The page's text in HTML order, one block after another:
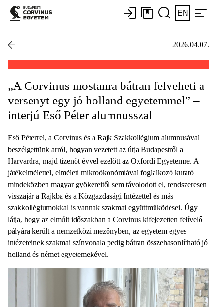
EN
2026.04.07.
„A Corvinus mostanra bátran felveheti a
versenyt egy jó holland egyetemmel” –
interjú Eső Péter alumnusszal
Eső Péterrel, a Corvinus és a Rajk Szakkollégium alumnusával
beszélgettünk arról, hogyan vezetett az útja Budapestről a
Harvardra, majd tizenöt évvel ezelőtt az Oxfordi Egyetemre. A
játékelmélettel, elméleti mikroökonómiával foglalkozó kutató
mindeközben magyar gyökereitől sem távolodott el, rendszeresen
visszajár a Rajkba és a Közgazdasági Intézettel és más
szakkollégiumokkal is vannak szakmai együttműködései. Úgy
látja, hogy az elmúlt időszakban a Corvinus kifejezetten felívelő
pályára került a nemzetközi mezőnyben, az egyetem egyes
intézeteinek szakmai színvonala pedig bátran összehasonlítható jó
holland és német egyetemekével.